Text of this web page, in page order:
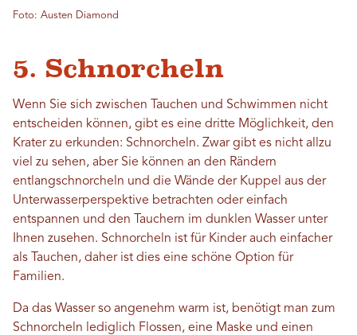
Foto: Austen Diamond
5. Schnorcheln
Wenn Sie sich zwischen Tauchen und Schwimmen nicht
entscheiden können, gibt es eine dritte Möglichkeit, den
Krater zu erkunden: Schnorcheln. Zwar gibt es nicht allzu
viel zu sehen, aber Sie können an den Rändern
entlangschnorcheln und die Wände der Kuppel aus der
Unterwasserperspektive betrachten oder einfach
entspannen und den Tauchern im dunklen Wasser unter
Ihnen zusehen. Schnorcheln ist für Kinder auch einfacher
als Tauchen, daher ist dies eine schöne Option für
Familien.
Da das Wasser so angenehm warm ist, benötigt man zum
Schnorcheln lediglich Flossen, eine Maske und einen